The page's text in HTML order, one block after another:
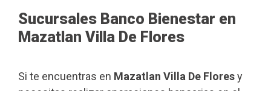
Sucursales Banco Bienestar en
Mazatlan Villa De Flores
Si te encuentras en Mazatlan Villa De Floresy